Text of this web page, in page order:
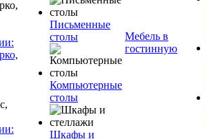
Письменные
столы
Компьютерные
столы
Шкафы и
Мебель в
гостинную